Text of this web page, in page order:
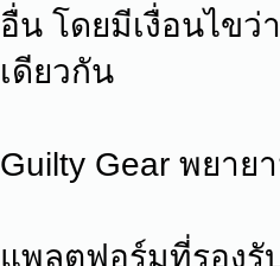
อื่น โดยมีเงื่อนไข
เดียวกัน
Guilty Gear พยาย
แพลตฟอร์มที่รองรั